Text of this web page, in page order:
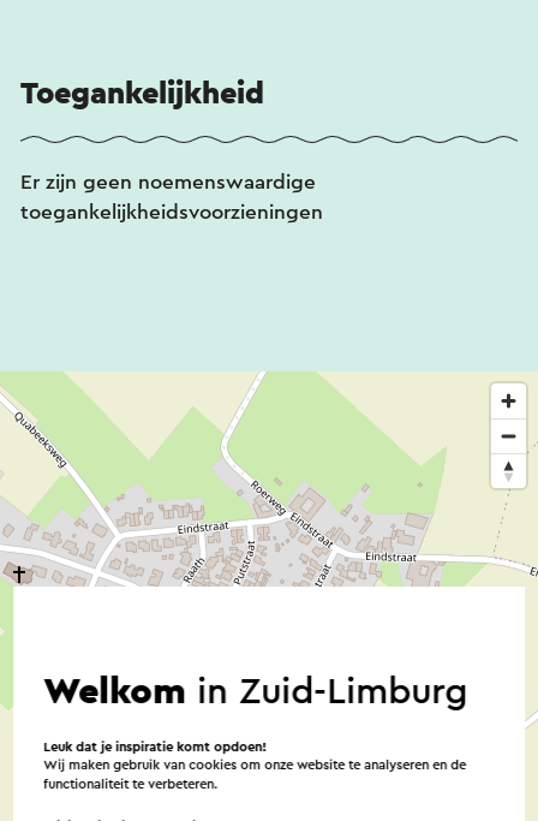
Toegankelijkheid
Er zijn geen noemenswaardige
toegankelijkheidsvoorzieningen
Welkom in Zuid-Limburg
Leuk dat je inspiratie komt opdoen!
Wij maken gebruik van cookies om onze website te analyseren en de
functionaliteit te verbeteren.